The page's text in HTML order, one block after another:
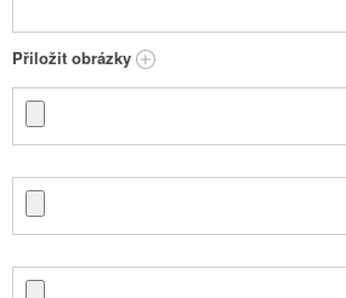
Přiložit obrázky